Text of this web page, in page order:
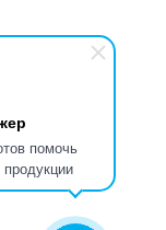
помочь